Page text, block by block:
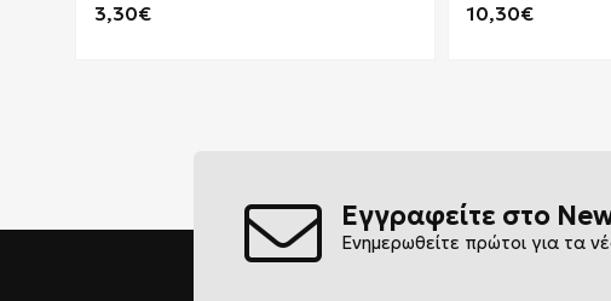
3,30€ 10,30€
Εγγραφείτε στο
Ενημερωθείτε πρώτοι για τα